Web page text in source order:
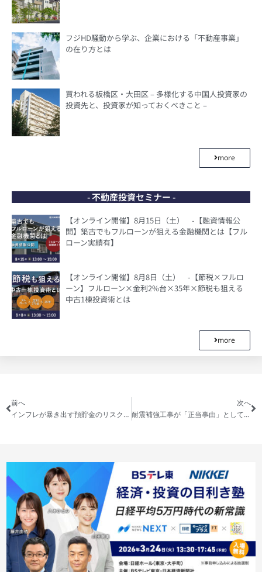
フジHD騒動から学ぶ、企業における「不動産事業」
の在り方とは
買われる板橋区・大田区 – 多様化する中国人投資家の
投資先と、投資家が知っておくべきこと –
more
- 不動産投資セミナー -
【オンライン開催】8月15日（土） -【融資情報公
開】築古でもフルローンが狙える金融機関とは【フル
ローン実績有】
【オンライン開催】8月8日（土） -【節税×フルロ
ーン】フルローン×金利2%台×35年×節税も狙える
中古1棟投資術とは
more
前へ
インフレが暴き出す預貯金のリスクとは?!安全資産が存在しない時代における、不動産投資という運用資産の価値
次へ
耐震補強工事が「正当事由」として認められない?!地震大国・日本が直面する不動産パラドックス